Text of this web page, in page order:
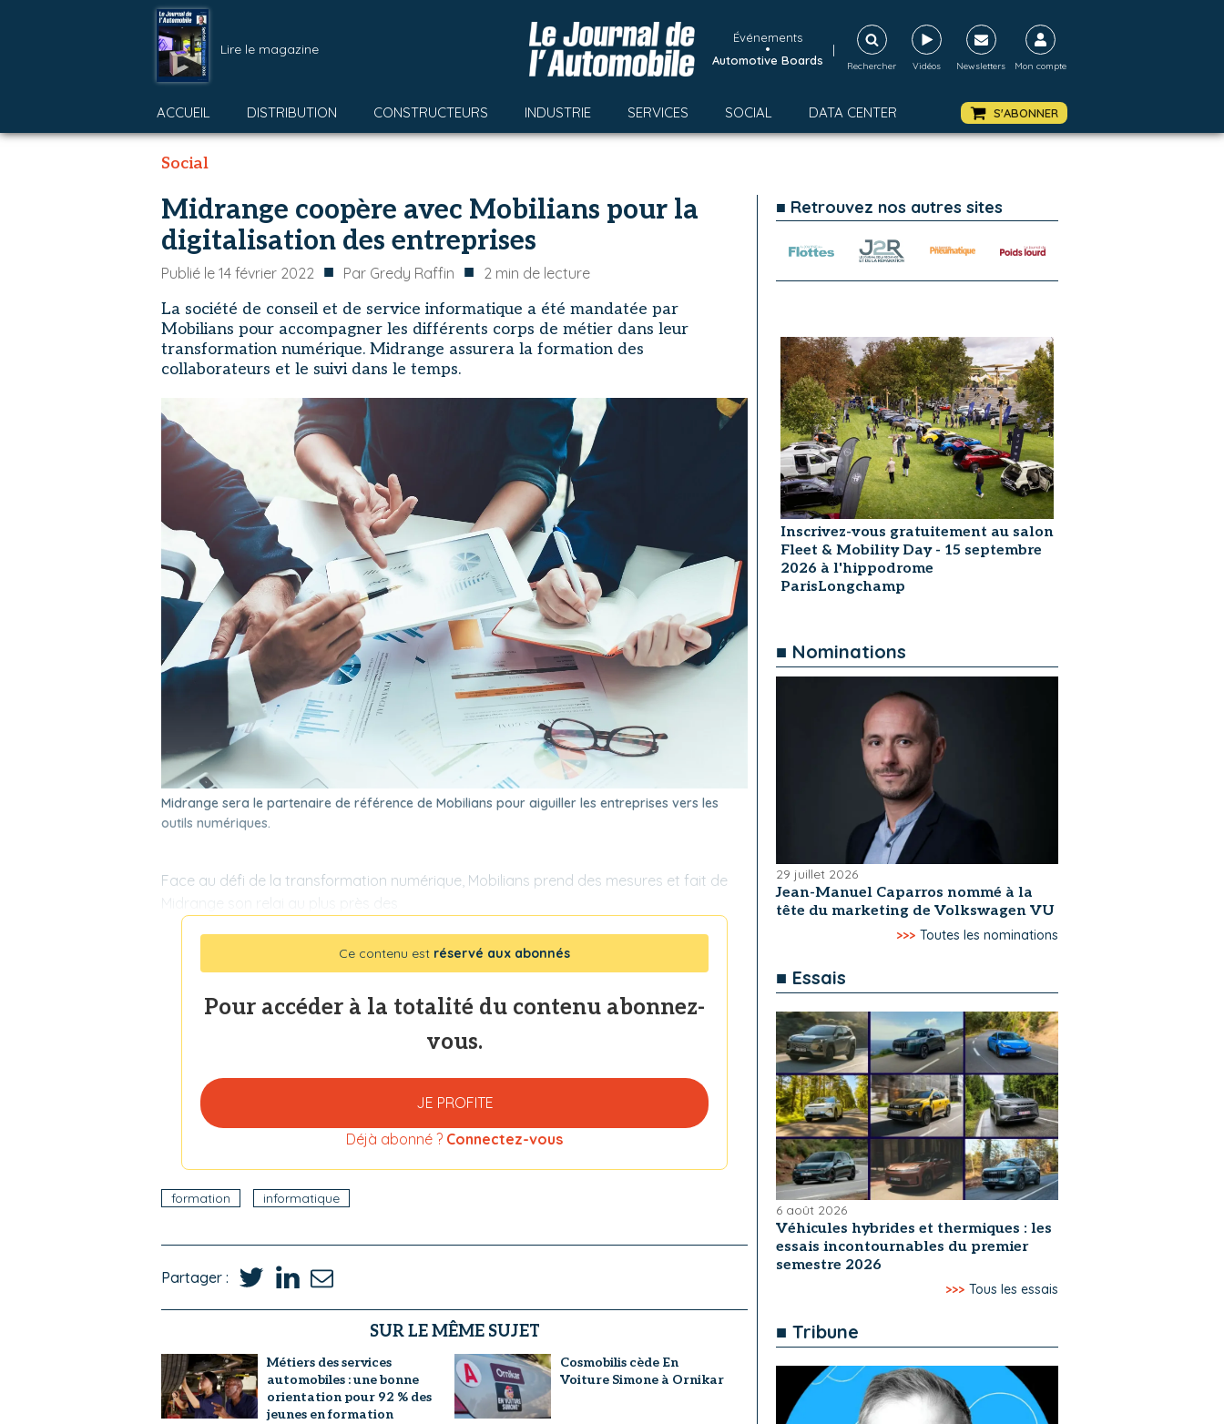
Lire le magazine
Événements
•
Automotive Boards
|
Rechercher Vidéos Newsletters Mon compte
ACCUEIL DISTRIBUTION CONSTRUCTEURS INDUSTRIE SERVICES SOCIAL DATA CENTER S'ABONNER
Social
Midrange coopère avec Mobilians pour la
digitalisation des entreprises
Publié le 14 février 2022 ■ Par Gredy Raffin ■ 2 min de lecture
La société de conseil et de service informatique a été mandatée par
Mobilians pour accompagner les différents corps de métier dans leur
transformation numérique. Midrange assurera la formation des
collaborateurs et le suivi dans le temps.
Midrange sera le partenaire de référence de Mobilians pour aiguiller les entreprises vers les
outils numériques.
Face au défi de la transformation numérique, Mobilians prend des mesures et fait de
Midrange son relai au plus près des
Ce contenu est réservé aux abonnés
Pour accéder à la totalité du contenu abonnez-
vous.
JE PROFITE
Déjà abonné ? Connectez-vous
formation informatique
Partager :
SUR LE MÊME SUJET
Métiers des services
automobiles : une bonne
orientation pour 92 % des
jeunes en formation
Cosmobilis cède En
Voiture Simone à Ornikar
■ Retrouvez nos autres sites
Inscrivez-vous gratuitement au salon
Fleet & Mobility Day - 15 septembre
2026 à l'hippodrome
ParisLongchamp
■ Nominations
29 juillet 2026
Jean-Manuel Caparros nommé à la
tête du marketing de Volkswagen VU
>>> Toutes les nominations
■ Essais
6 août 2026
Véhicules hybrides et thermiques : les
essais incontournables du premier
semestre 2026
>>> Tous les essais
■ Tribune